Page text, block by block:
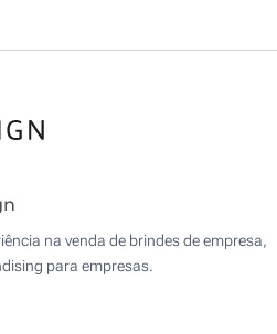
na venda de brindes de empresa,
para empresas.